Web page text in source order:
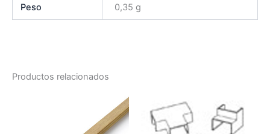
Peso 0,35 g
Productos relacionados